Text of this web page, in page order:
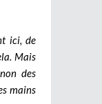
ici, de
Mais
des
mains